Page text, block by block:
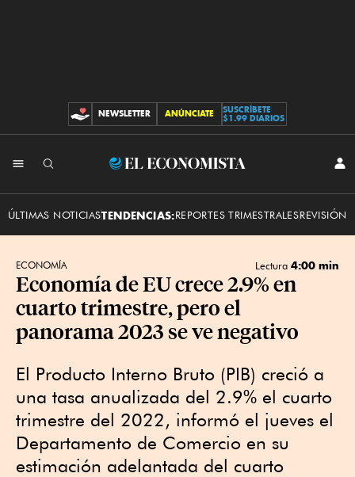
CONTRIBUCIONES
NEWSLETTER ANÚNCIATE
SUSCRÍBETE
$1.99 DIARIOS
El
ÚLTIMAS NOTICIASTENDENCIAS:REPORTES TRIMESTRALESREVISIÓN
ECONOMÍA Lectura 4:00 min
Economía de EU crece 2.9% en
cuarto trimestre, pero el
panorama 2023 se ve negativo
El Producto Interno Bruto (PIB) creció a
una tasa anualizada del 2.9% el cuarto
trimestre del 2022, informó el jueves el
Departamento de Comercio en su
estimación adelantada del cuarto